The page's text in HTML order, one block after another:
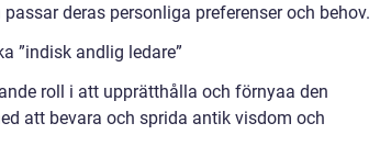
deras personliga preferenser och behov.
”indisk andlig ledare”
roll i att upprätthålla och förnyaa den
att bevara och sprida antik visdom och